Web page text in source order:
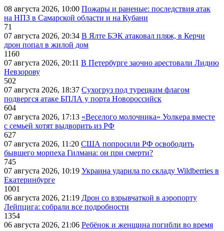
08 августа 2026, 10:00 Пожары и раненые: последствия атак
на НПЗ в Самарской области и на Кубани
71
07 августа 2026, 20:34 В Ялте БЭК атаковал пляж, в Керчи
дрон попал в жилой дом
1160
07 августа 2026, 20:11 В Петербурге заочно арестовали Лидию
Невзорову
502
07 августа 2026, 18:37 Сухогруз под турецким флагом
подвергся атаке БПЛА у порта Новороссийск
604
07 августа 2026, 17:13 «Веселого молочника» Уолкера вместе
с семьей хотят выдворить из РФ
627
07 августа 2026, 11:20 США попросили РФ освободить
бывшего морпеха Гилмана: он при смерти?
745
07 августа 2026, 10:19 Украина ударила по складу Wildberries в
Екатеринбурге
1001
06 августа 2026, 21:19 Дрон со взрывчаткой в аэропорту
Лейпцига: собрали все подробности
1354
06 августа 2026, 21:06 Ребёнок и женщина погибли во время